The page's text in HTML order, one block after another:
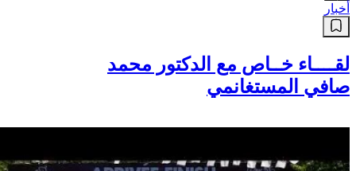
أخبار
لقــــاء خــاص مع الدكتور محمد
صافي المستغانمي